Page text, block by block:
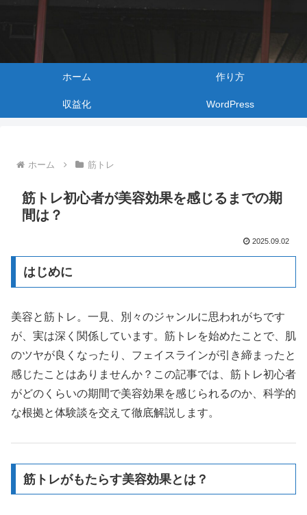
ホーム 作り方
収益化 WordPress
ホーム 筋トレ
筋トレ初心者が美容効果を感じるまでの期
間は？
2025.09.02
はじめに
美容と筋トレ。一見、別々のジャンルに思われがちです
が、実は深く関係しています。筋トレを始めたことで、肌
のツヤが良くなったり、フェイスラインが引き締まったと
感じたことはありませんか？この記事では、筋トレ初心者
がどのくらいの期間で美容効果を感じられるのか、科学的
な根拠と体験談を交えて徹底解説します。
筋トレがもたらす美容効果とは？